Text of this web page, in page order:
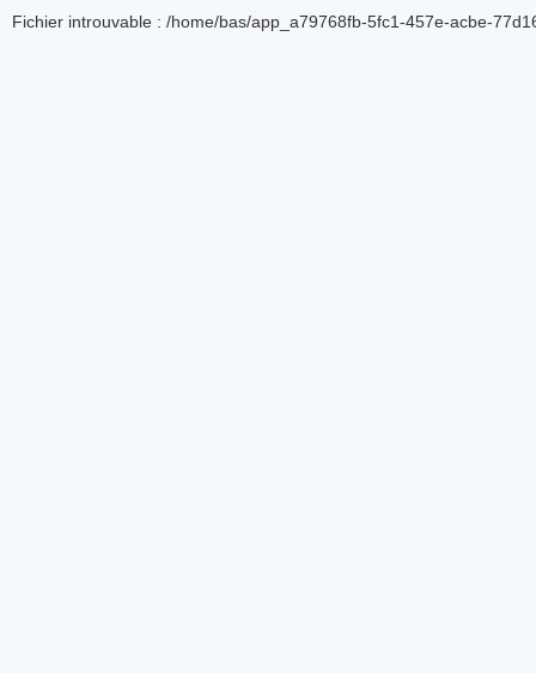
Fichier introuvable : /home/bas/app_a79768fb-5fc1-457e-acbe-